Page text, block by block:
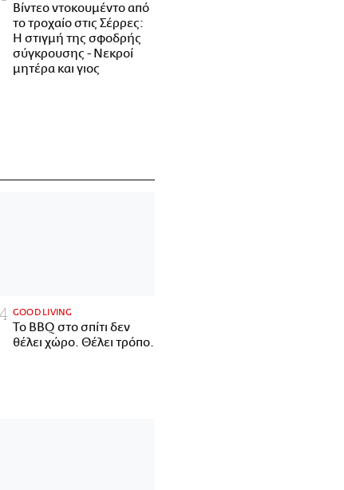
Βίντεο ντοκουμέντο από
το τροχαίο στις Σέρρες:
Η στιγμή της σφοδρής
σύγκρουσης - Νεκροί
μητέρα και γιος
GOOD LIVING
Το BBQ στο σπίτι δεν
θέλει χώρο. Θέλει τρόπο.